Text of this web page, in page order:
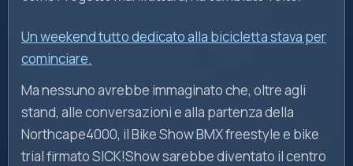
Un weekend tutto dedicato alla bicicletta stava per
cominciare.
Ma nessuno avrebbe immaginato che, oltre agli
stand, alle conversazioni e alla partenza della
Northcape4000, il Bike Show BMX freestyle e bike
trial firmato SICK!Show sarebbe diventato il centro